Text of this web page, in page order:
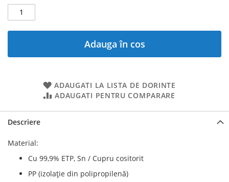
Adauga în cos
ADAUGATI LA LISTA DE DORINTE
ADAUGATI PENTRU COMPARARE
Descriere
Material:
Cu 99,9% ETP, Sn / Cupru cositorit
PP (izolație din polipropilenă)